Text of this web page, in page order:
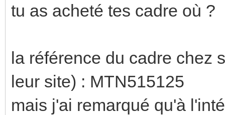
tu as acheté tes cadre où ?
la référence du cadre chez
leur site) : MTN515125
mais j'ai remarqué qu'à